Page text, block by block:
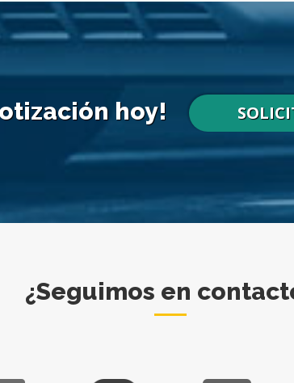
hoy!
¿Seguimos en